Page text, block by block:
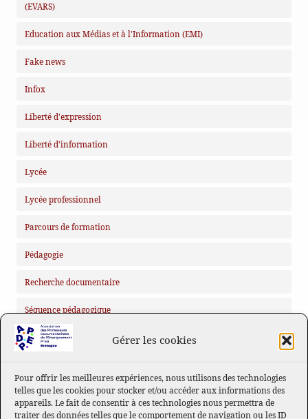
Gérer les cookies
Pour offrir les meilleures expériences, nous utilisons des technologies
telles que les cookies pour stocker et/ou accéder aux informations des
appareils. Le fait de consentir à ces technologies nous permettra de
traiter des données telles que le comportement de navigation ou les ID
(EVARS)
Education aux Médias et à l'Information (EMI)
Fake news
Infox
Liberté d'expression
Liberté d'information
Lycée
Lycée professionnel
Parcours de formation
Pédagogie
Recherche documentaire
Séquence pédagogique
MÉTA
Flux des publications